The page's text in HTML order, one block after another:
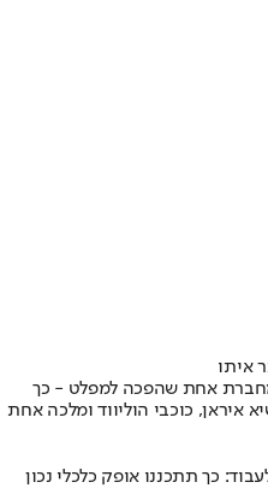
איתו
אחת שהפכה למפלט - כך
איראן, כוכבי הוליווד ומלכה אחת
כך תתכננו אופק כלכלי נכון